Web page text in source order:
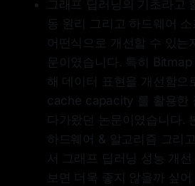
그래프 딥러닝의 기초라고
동 원리 그리고 하드웨어
어떤식으로 개선할 수 있는
문이였습니다. 특히
해 데이터 표현을 개선함
cache capacity 를 활용한
다가왔던 논문이였습니다.
하드웨어 & 알고리즘 그리
서 그래프 딥러닝 성능 개선
보면 더욱 좋지 않을까 싶